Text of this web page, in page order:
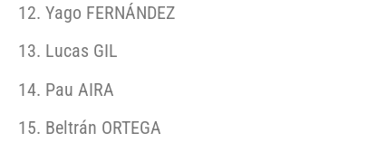
Yago FERNÁNDEZ
Lucas GIL
Pau AIRA
Beltrán ORTEGA